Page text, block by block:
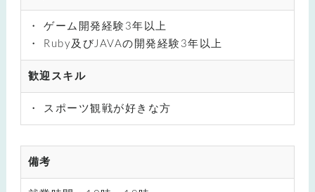
ゲーム開発経験3年以上
Ruby及びJAVAの開発経験3年以上
歓迎スキル
スポーツ観戦が好きな方
備考